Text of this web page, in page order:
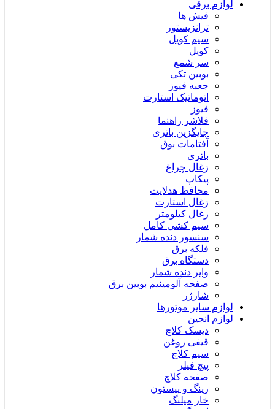
لوازم برقی
فیش ها
ترانزیستور
سیم کویل
کویل
سر شمع
بوبین تکی
جعبه فیوز
اتوماتیک استارت
فیوز
فلاشر راهنما
جایگزین باتری
آفتامات بوق
باتری
زغال چراغ
پیکاپ
محافظ هدلایت
زغال استارت
زغال کیلومتر
سیم کشی کامل
سنسور دنده شمار
فلکه برق
دستگاه برق
وایر دنده شمار
صفحه آلومینیم بوبین برق
شارژر
لوازم سایر موتورها
لوازم انجین
دیسک کلاچ
قیفی روغن
سیم کلاچ
پیچ فیلر
صفحه کلاچ
رینگ و پیستون
خار میلنگ